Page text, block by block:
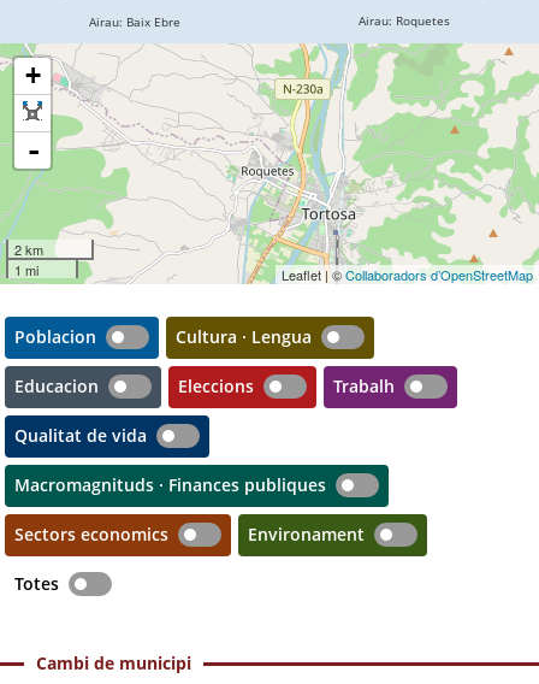
+
-
2 km
1 mi
Leaflet | ©Collaboradors d’OpenStreetMap
Poblacion Cultura · Lengua
Educacion Eleccions Trabalh
Qualitat de vida
Macromagnituds · Finances publiques
Sectors economics Environament
Totes
Cambi de municipi